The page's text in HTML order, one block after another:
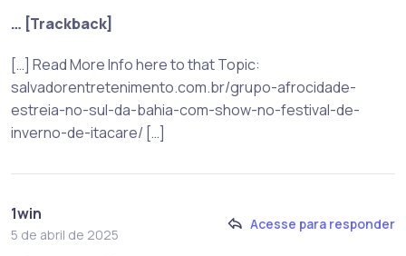
… [Trackback]
[…] Read More Info here to that Topic:
salvadorentretenimento.com.br/grupo-afrocidade-
estreia-no-sul-da-bahia-com-show-no-festival-de-
inverno-de-itacare/ […]
1win
5 de abril de 2025
Acesse para responder